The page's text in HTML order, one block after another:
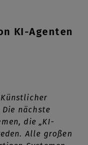
KI-Agenten
nächste
die „KI-
Alle großen